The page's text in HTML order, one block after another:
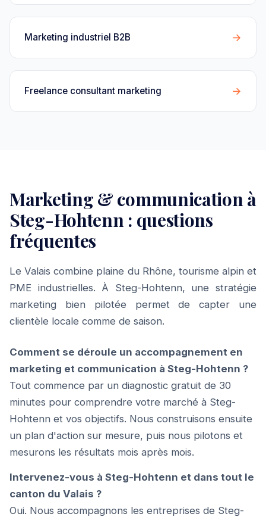
Marketing industriel B2B →
Freelance consultant marketing →
Marketing & communication à
Steg-Hohtenn : questions
fréquentes
Le Valais combine plaine du Rhône, tourisme alpin et
PME industrielles. À Steg-Hohtenn, une stratégie
marketing bien pilotée permet de capter une
clientèle locale comme de saison.
Comment se déroule un accompagnement en
marketing et communication à Steg-Hohtenn ?
Tout commence par un diagnostic gratuit de 30
minutes pour comprendre votre marché à Steg-
Hohtenn et vos objectifs. Nous construisons ensuite
un plan d'action sur mesure, puis nous pilotons et
mesurons les résultats mois après mois.
Intervenez-vous à Steg-Hohtenn et dans tout le
canton du Valais ?
Oui. Nous accompagnons les entreprises de Steg-